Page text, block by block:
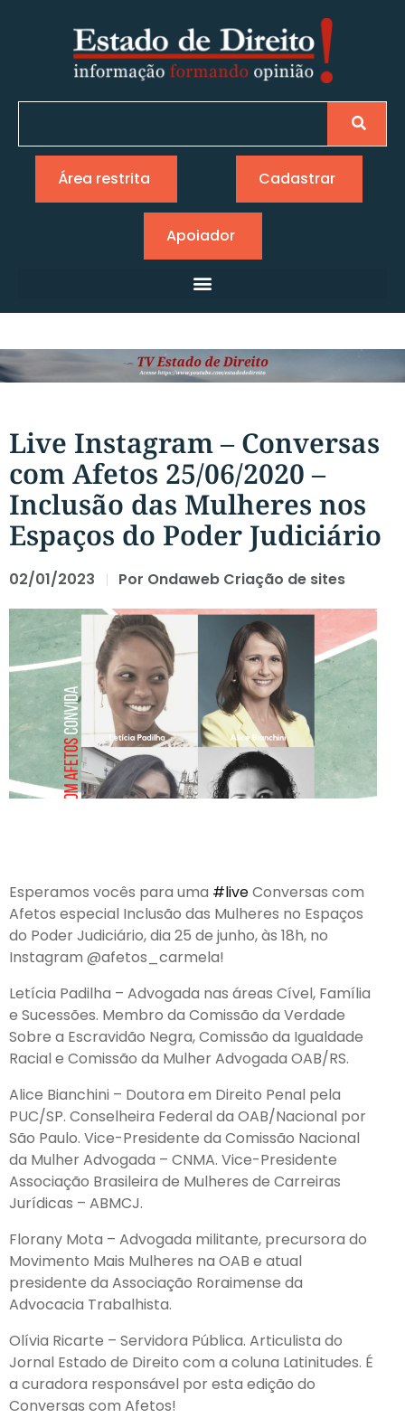
Área restrita Cadastrar
Apoiador
Live Instagram – Conversas
com Afetos 25/06/2020 –
Inclusão das Mulheres nos
Espaços do Poder Judiciário
02/01/2023 Por Ondaweb Criação de sites
Esperamos vocês para uma #liveConversas com
Afetos especial Inclusão das Mulheres no Espaços
do Poder Judiciário, dia 25 de junho, às 18h, no
Instagram @afetos_carmela!
Letícia Padilha – Advogada nas áreas Cível, Família
e Sucessões. Membro da Comissão da Verdade
Sobre a Escravidão Negra, Comissão da Igualdade
Racial e Comissão da Mulher Advogada OAB/RS.
Alice Bianchini – Doutora em Direito Penal pela
PUC/SP. Conselheira Federal da OAB/Nacional por
São Paulo. Vice-Presidente da Comissão Nacional
da Mulher Advogada – CNMA. Vice-Presidente
Associação Brasileira de Mulheres de Carreiras
Jurídicas – ABMCJ.
Florany Mota – Advogada militante, precursora do
Movimento Mais Mulheres na OAB e atual
presidente da Associação Roraimense da
Advocacia Trabalhista.
Olívia Ricarte – Servidora Pública. Articulista do
Jornal Estado de Direito com a coluna Latinitudes. É
a curadora responsável por esta edição do
Conversas com Afetos!